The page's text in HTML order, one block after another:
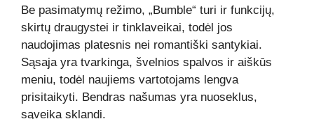
Be pasimatymų režimo, „Bumble“ turi ir funkcijų,
skirtų draugystei ir tinklaveikai, todėl jos
naudojimas platesnis nei romantiški santykiai.
Sąsaja yra tvarkinga, švelnios spalvos ir aiškūs
meniu, todėl naujiems vartotojams lengva
prisitaikyti. Bendras našumas yra nuoseklus,
sąveika sklandi.